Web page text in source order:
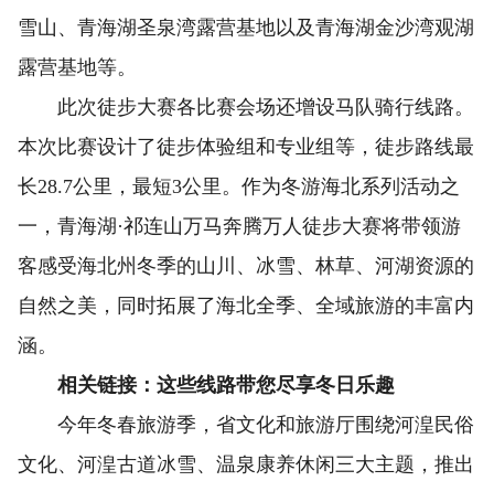
雪山、青海湖圣泉湾露营基地以及青海湖金沙湾观湖
露营基地等。
此次徒步大赛各比赛会场还增设马队骑行线路。
本次比赛设计了徒步体验组和专业组等，徒步路线最
长28.7公里，最短3公里。作为冬游海北系列活动之
一，青海湖·祁连山万马奔腾万人徒步大赛将带领游
客感受海北州冬季的山川、冰雪、林草、河湖资源的
自然之美，同时拓展了海北全季、全域旅游的丰富内
涵。
相关链接：这些线路带您尽享冬日乐趣
今年冬春旅游季，省文化和旅游厅围绕河湟民俗
文化、河湟古道冰雪、温泉康养休闲三大主题，推出